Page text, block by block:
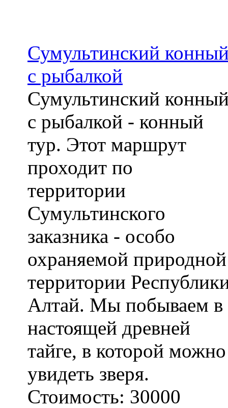
Сумультинский
с рыбалкой
Сумультинский
с рыбалкой - конный
тур. Этот маршрут
проходит по
территории
Сумультинского
заказника - особо
охраняемой природной
территории
Алтай. Мы побываем в
настоящей древней
тайге, в которой можно
увидеть зверя.
Стоимость: 30000